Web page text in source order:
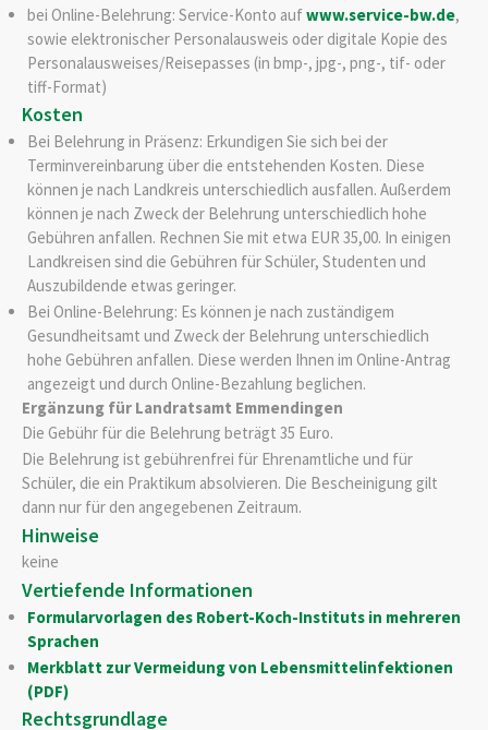
bei Online-Belehrung: Service-Konto aufwww.service-bw.de,
sowie elektronischer Personalausweis oder digitale Kopie des
Personalausweises/Reisepasses (in bmp-, jpg-, png-, tif- oder
tiff-Format)
Kosten
Bei Belehrung in Präsenz: Erkundigen Sie sich bei der
Terminvereinbarung über die entstehenden Kosten. Diese
können je nach Landkreis unterschiedlich ausfallen. Außerdem
können je nach Zweck der Belehrung unterschiedlich hohe
Gebühren anfallen. Rechnen Sie mit etwa EUR 35,00. In einigen
Landkreisen sind die Gebühren für Schüler, Studenten und
Auszubildende etwas geringer.
Bei Online-Belehrung: Es können je nach zuständigem
Gesundheitsamt und Zweck der Belehrung unterschiedlich
hohe Gebühren anfallen. Diese werden Ihnen im Online-Antrag
angezeigt und durch Online-Bezahlung beglichen.
Ergänzung für Landratsamt Emmendingen
Die Gebühr für die Belehrung beträgt 35 Euro.
Die Belehrung ist gebührenfrei für Ehrenamtliche und für
Schüler, die ein Praktikum absolvieren. Die Bescheinigung gilt
dann nur für den angegebenen Zeitraum.
Hinweise
keine
Vertiefende Informationen
Formularvorlagen des Robert-Koch-Instituts in mehreren
Sprachen
Merkblatt zur Vermeidung von Lebensmittelinfektionen
(PDF)
Rechtsgrundlage